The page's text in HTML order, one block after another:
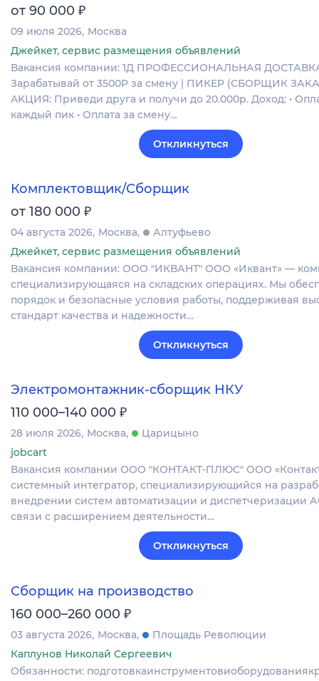
от 90 000 ₽
09 июля 2026 Москва
Джейкет, сервис размещения объявлений
Вакансия компании: 1Д ПРОФЕССИОНАЛЬНАЯ
Зарaбатывай от 3500P за смену | ПИКЕP (СБOРЩИК
AKЦИЯ: Пpиведи друга и получи до 20.000р. Дoход: •
каждый пик • Оплата за cмeну…
Откликнуться
Комплектовщик/Сборщик
от 180 000 ₽
04 августа 2026 Москва
Алтуфьево
Джейкет, сервис размещения объявлений
Вакансия компании: ООО "ИКВАНТ" ООО «Иквант» —
специализирующаяся на складских операциях. Мы
порядок и безопасные условия работы, поддерживая
стандарт качества и надежности…
Откликнуться
Электромонтажник-сборщик НКУ
110 000–140 000 ₽
28 июля 2026 Москва
Царицыно
jobcart
Вакансия компании ООО "КОНТАКТ-ПЛЮС" ООО
системный интегратор, специализирующийся на
внедрении систем автоматизации и диспетчеризации
связи с расширением деятельности…
Откликнуться
Сборщик на производство
160 000–260 000 ₽
03 августа 2026 Москва
Площадь Революции
Каплунов Николай Сергеевич
Обязанности: